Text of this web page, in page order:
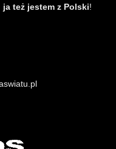
też jestem z Polski!